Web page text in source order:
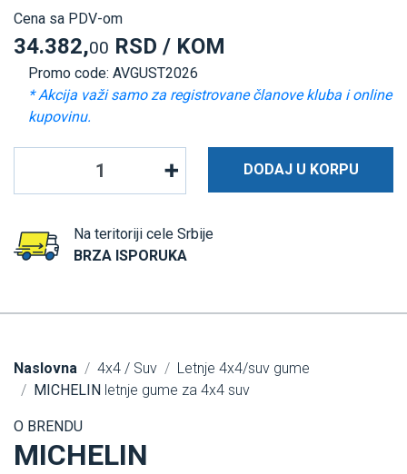
Cena sa PDV-om
34.382,00 RSD / KOM
Promo code: AVGUST2026
* Akcija važi samo za registrovane članove kluba i online
kupovinu.
DODAJ U KORPU
Na teritoriji cele Srbije
BRZA ISPORUKA
Naslovna 4x4 / Suv
Letnje 4x4/suv gume
MICHELIN letnje gume za 4x4 suv
O BRENDU
MICHELIN